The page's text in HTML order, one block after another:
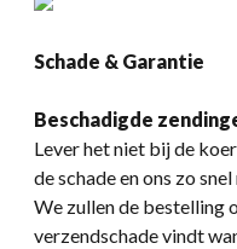
Schade & Garantie
Beschadigde
Lever het niet bij de
de schade en ons zo
We zullen de bestelling
verzendschade vindt